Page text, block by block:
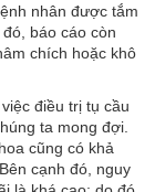
nhân được tắm
báo cáo còn
chích hoặc khô
điều trị tụ cầu
ta mong đợi.
cũng có khả
cạnh đó, nguy